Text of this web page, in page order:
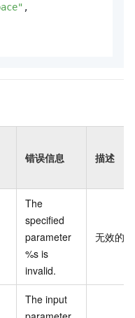
,
错误信息 描述
The
specified
parameter
%s is
invalid.
无效的
The input